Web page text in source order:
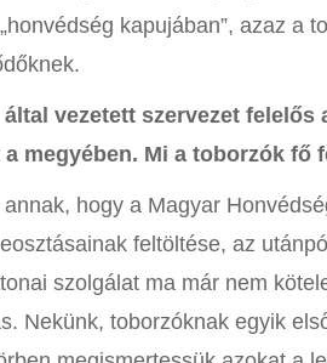
kapujában”, azaz a
által vezetett szervezet
megyében. Mi a toborzók fő
hogy a Magyar
feltöltése, az
szolgálat ma már nem
Nekünk, toborzóknak egyik